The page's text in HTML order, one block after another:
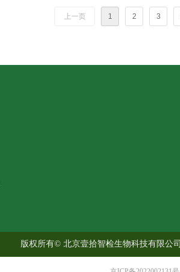
上一页 1 2 3
版权所有© 北京壹拾智检生物科技有限公司